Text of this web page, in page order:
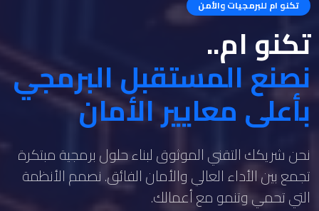
تكنو ام للبرمجيات والأمن
تكنو ام..
نصنع المستقبل البرمجي
بأعلى معايير الأمان
نحن شريكك التقني الموثوق لبناء حلول برمجية مبتكرة
تجمع بين الأداء العالي والأمان الفائق. نصمم الأنظمة
التي تحمي وتنمو مع أعمالك.